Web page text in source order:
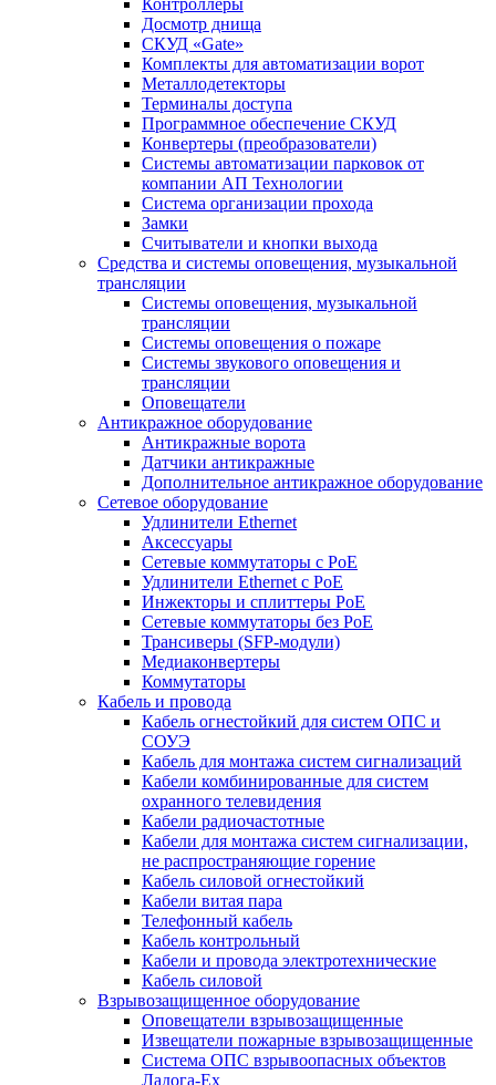
Контроллеры
Досмотр днища
СКУД «Gate»
Комплекты для автоматизации ворот
Металлодетекторы
Терминалы доступа
Программное обеспечение СКУД
Конвертеры (преобразователи)
Системы автоматизации парковок от
компании АП Технологии
Система организации прохода
Замки
Считыватели и кнопки выхода
Средства и системы оповещения, музыкальной
трансляции
Системы оповещения, музыкальной
трансляции
Системы оповещения о пожаре
Системы звукового оповещения и
трансляции
Оповещатели
Антикражное оборудование
Антикражные ворота
Датчики антикражные
Дополнительное антикражное оборудование
Сетевое оборудование
Удлинители Ethernet
Аксессуары
Сетевые коммутаторы с РоЕ
Удлинители Ethernet с PoE
Инжекторы и сплиттеры РоЕ
Сетевые коммутаторы без РоЕ
Трансиверы (SFP-модули)
Медиаконвертеры
Коммутаторы
Кабель и провода
Кабель огнестойкий для систем ОПС и
СОУЭ
Кабель для монтажа систем сигнализаций
Кабели комбинированные для систем
охранного телевидения
Кабели радиочастотные
Кабели для монтажа систем сигнализации,
не распространяющие горение
Кабель силовой огнестойкий
Кабели витая пара
Телефонный кабель
Кабель контрольный
Кабели и провода электротехнические
Кабель силовой
Взрывозащищенное оборудование
Оповещатели взрывозащищенные
Извещатели пожарные взрывозащищенные
Система ОПС взрывоопасных объектов
Ладога-Ex